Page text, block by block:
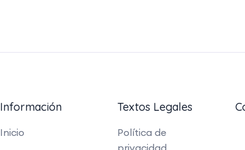
Información
Inicio
Textos Legales
Política de
privacidad